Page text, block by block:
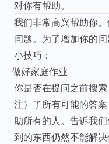
对你有帮助。
我们非常高兴帮助你
问题。为了增加你的
小技巧：
做好家庭作业
你是否在提问之前搜
注）了所有可能的答
助所有的人。告诉我
到的东西仍然不能解